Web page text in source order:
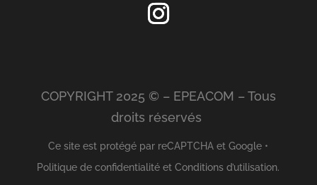
COPYRIGHT 2025 © – EPEACOM – Tous
droits réservés
Ce site est protégé par reCAPTCHA et Google •
Politique de confidentialité etConditions d’utilisation.